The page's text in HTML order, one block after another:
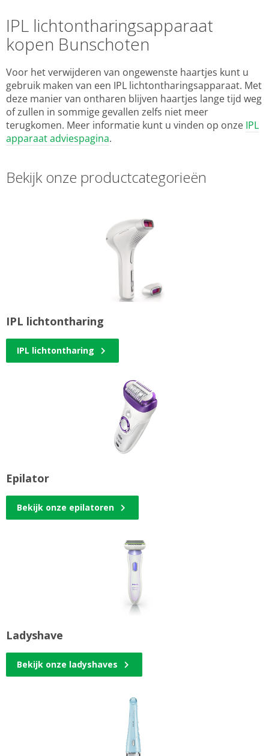
IPL lichtontharingsapparaat
kopen Bunschoten
Voor het verwijderen van ongewenste haartjes kunt u
gebruik maken van een IPL lichtontharingsapparaat. Met
deze manier van ontharen blijven haartjes lange tijd weg
of zullen in sommige gevallen zelfs niet meer
terugkomen. Meer informatie kunt u vinden op onze IPL
apparaat adviespagina.
Bekijk onze productcategorieën
IPL lichtontharing
IPL lichtontharing
Epilator
Bekijk onze epilatoren
Ladyshave
Bekijk onze ladyshaves